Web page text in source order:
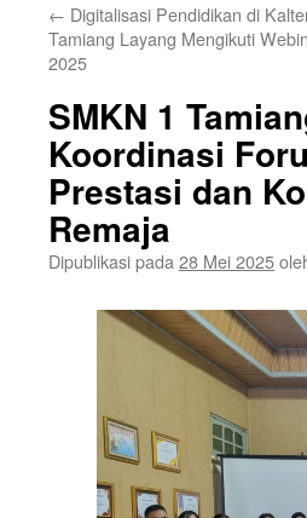
← Digitalisasi Pendidikan di
Tamiang Layang Mengikuti
2025
SMKN 1
Koordinasi
Prestasi dan
Remaja
Dipublikasi pada 28 Mei 2025